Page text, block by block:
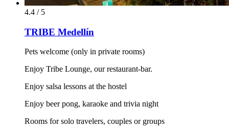
4.4 / 5
TRIBE Medellín
Pets welcome (only in private rooms)
Enjoy Tribe Lounge, our restaurant-bar.
Enjoy salsa lessons at the hostel
Enjoy beer pong, karaoke and trivia night
Rooms for solo travelers, couples or groups